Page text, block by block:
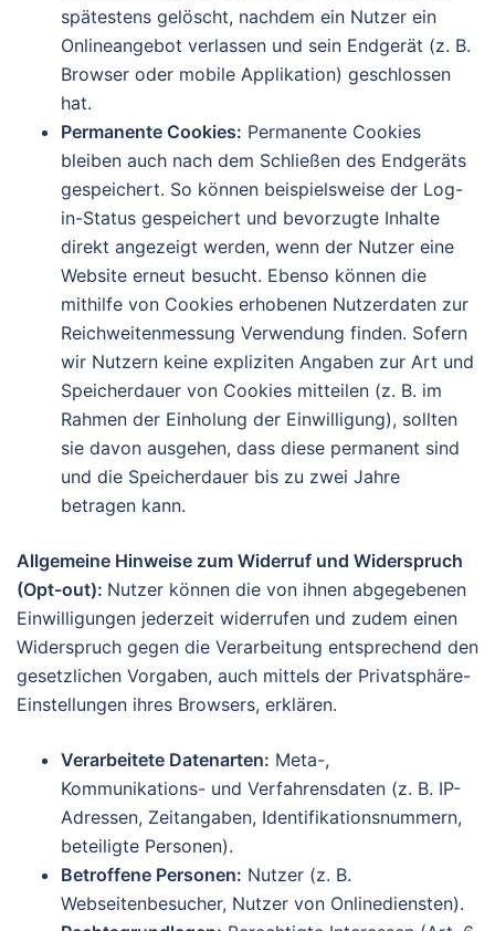
spätestens gelöscht, nachdem ein Nutzer ein
Onlineangebot verlassen und sein Endgerät (z. B.
Browser oder mobile Applikation) geschlossen
hat.
Permanente Cookies: Permanente Cookies
bleiben auch nach dem Schließen des Endgeräts
gespeichert. So können beispielsweise der Log-
in-Status gespeichert und bevorzugte Inhalte
direkt angezeigt werden, wenn der Nutzer eine
Website erneut besucht. Ebenso können die
mithilfe von Cookies erhobenen Nutzerdaten zur
Reichweitenmessung Verwendung finden. Sofern
wir Nutzern keine expliziten Angaben zur Art und
Speicherdauer von Cookies mitteilen (z. B. im
Rahmen der Einholung der Einwilligung), sollten
sie davon ausgehen, dass diese permanent sind
und die Speicherdauer bis zu zwei Jahre
betragen kann.
Allgemeine Hinweise zum Widerruf und Widerspruch
(Opt-out): Nutzer können die von ihnen abgegebenen
Einwilligungen jederzeit widerrufen und zudem einen
Widerspruch gegen die Verarbeitung entsprechend den
gesetzlichen Vorgaben, auch mittels der Privatsphäre-
Einstellungen ihres Browsers, erklären.
Verarbeitete Datenarten: Meta-,
Kommunikations- und Verfahrensdaten (z. B. IP-
Adressen, Zeitangaben, Identifikationsnummern,
beteiligte Personen).
Betroffene Personen: Nutzer (z. B.
Webseitenbesucher, Nutzer von Onlinediensten).